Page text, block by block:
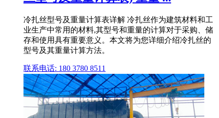
冷扎丝型号及重量计算表详解 冷扎丝作为建筑材料和工
业生产中常用的材料,其型号和重量的计算对于采购、储
存和使用具有重要意义。本文将为您详细介绍冷扎丝的
型号及其重量计算方法。
联系电话: 180 3780 8511